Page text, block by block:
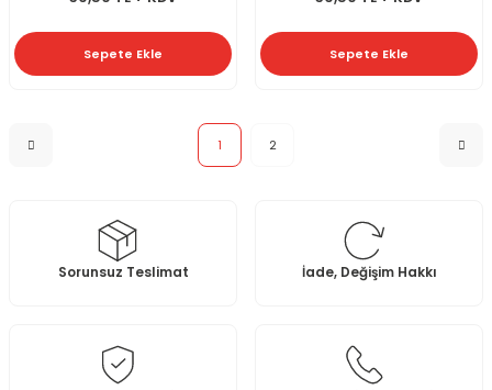
Sepete Ekle Sepete Ekle
1 2
Sorunsuz Teslimat İade, Değişim Hakkı